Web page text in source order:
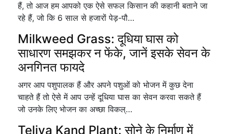
हैं, तो आज हम आपको एक ऐसे सफल किसान की कहानी बताने जा
रहे हैं, जो कि 6 साल से हजारों पेड़-पौ…
Milkweed Grass: दूधिया घास को
साधारण समझकर न फेंके, जानें इसके सेवन के
अनगिनत फायदे
अगर आप पशुपालक हैं और अपने पशुओं को भोजन में कुछ देना
चाहते हैं तो ऐसे में आप उन्हें दूधिया घास का सेवन करवा सकते हैं
जो उनके लिए भोजन का अच्छा विकल्…
Teliya Kand Plant: सोने के निर्माण में